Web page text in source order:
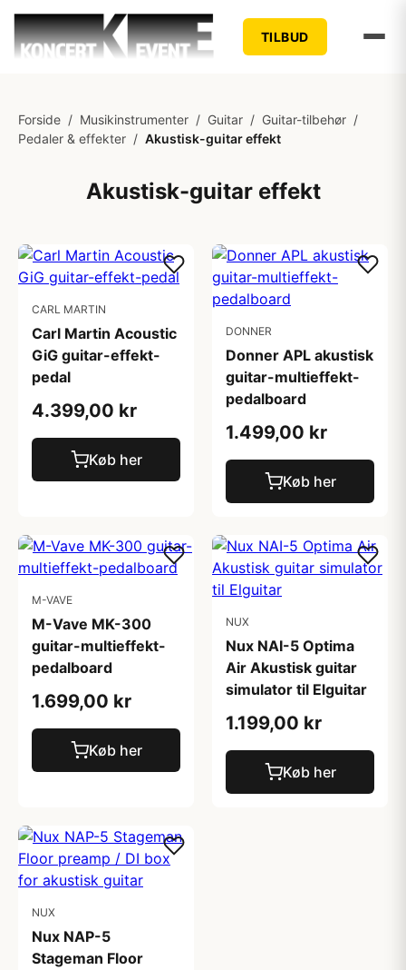
TILBUD
Forside / Musikinstrumenter / Guitar / Guitar-tilbehør /
Pedaler & effekter / Akustisk-guitar effekt
Akustisk-guitar effekt
CARL MARTIN
Carl Martin Acoustic
GiG guitar-effekt-
pedal
4.399,00 kr
Køb her
DONNER
Donner APL akustisk
guitar-multieffekt-
pedalboard
1.499,00 kr
Køb her
M-VAVE
M-Vave MK-300
guitar-multieffekt-
pedalboard
1.699,00 kr
Køb her
NUX
Nux NAI-5 Optima
Air Akustisk guitar
simulator til Elguitar
1.199,00 kr
Køb her
NUX
Nux NAP-5
Stageman Floor